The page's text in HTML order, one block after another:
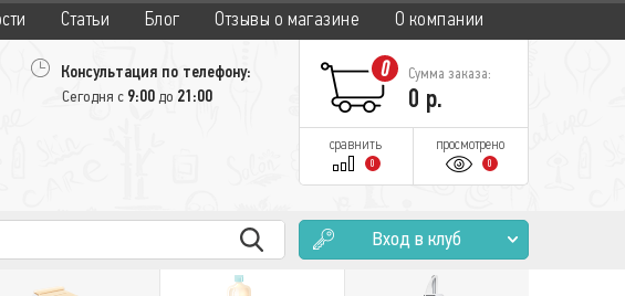
Статьи Блог Отзывы о магазине О компании
Консультация по телефону:
Сегодня с 9:00до 21:00
0 Сумма заказа:
0 р.
сравнить
0
просмотрено
0
Вход в клуб